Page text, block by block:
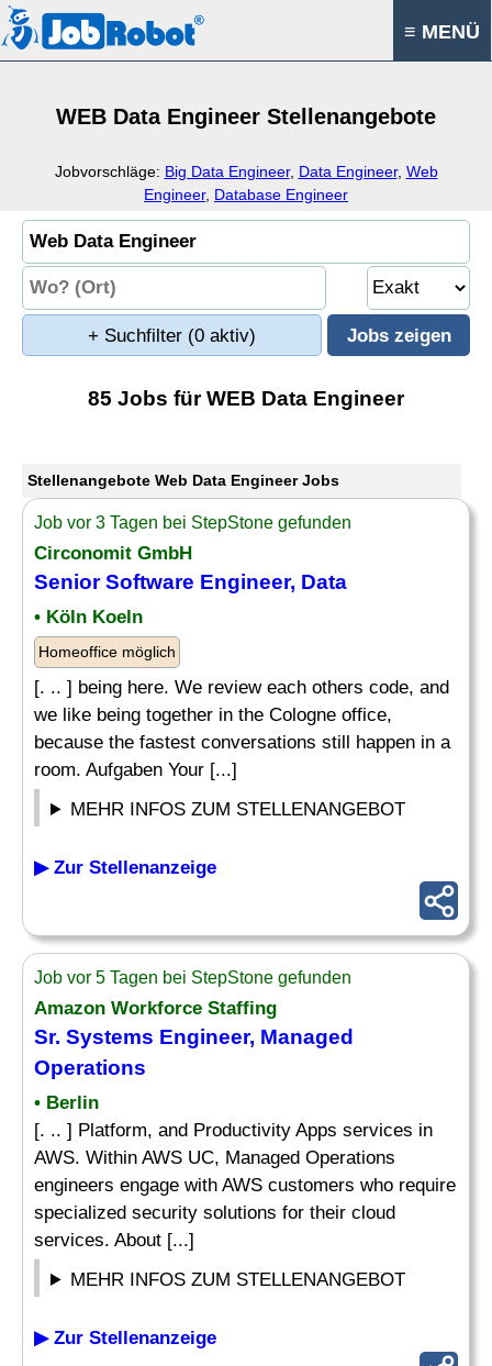
≡ MENÜ
WEB Data Engineer Stellenangebote
Jobvorschläge: Big Data Engineer, Data Engineer, Web
Engineer, Database Engineer
+ Suchfilter (0 aktiv)
85 Jobs für WEB Data Engineer
Stellenangebote Web Data Engineer Jobs
Job vor 3 Tagen bei StepStone gefunden
Circonomit GmbH
Senior Software Engineer, Data
• Köln Koeln
Homeoffice möglich
[. .. ] being here. We review each others code, and
we like being together in the Cologne office,
because the fastest conversations still happen in a
room. Aufgaben Your [...]
MEHR INFOS ZUM STELLENANGEBOT
▶ Zur Stellenanzeige
Job vor 5 Tagen bei StepStone gefunden
Amazon Workforce Staffing
Sr. Systems Engineer, Managed
Operations
• Berlin
[. .. ] Platform, and Productivity Apps services in
AWS. Within AWS UC, Managed Operations
engineers engage with AWS customers who require
specialized security solutions for their cloud
services. About [...]
MEHR INFOS ZUM STELLENANGEBOT
▶ Zur Stellenanzeige